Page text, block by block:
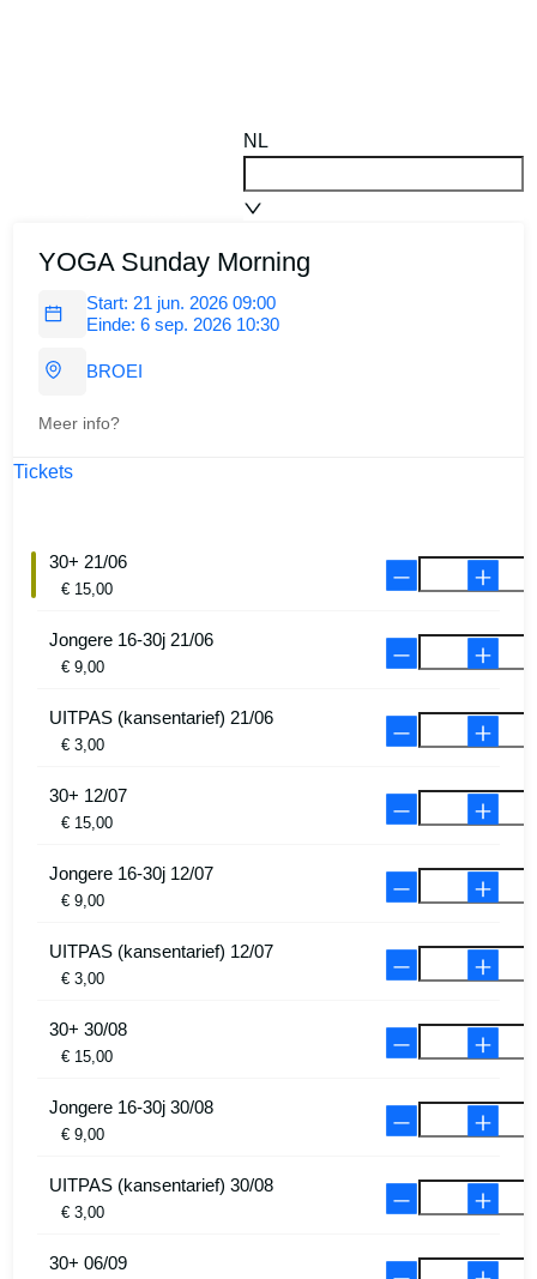
NL
YOGA Sunday Morning
Start: 21 jun. 2026 09:00
Einde: 6 sep. 2026 10:30
BROEI
Meer info?
Tickets
30+ 21/06
€ 15,00
Jongere 16-30j 21/06
€ 9,00
UITPAS (kansentarief) 21/06
€ 3,00
30+ 12/07
€ 15,00
Jongere 16-30j 12/07
€ 9,00
UITPAS (kansentarief) 12/07
€ 3,00
30+ 30/08
€ 15,00
Jongere 16-30j 30/08
€ 9,00
UITPAS (kansentarief) 30/08
€ 3,00
30+ 06/09